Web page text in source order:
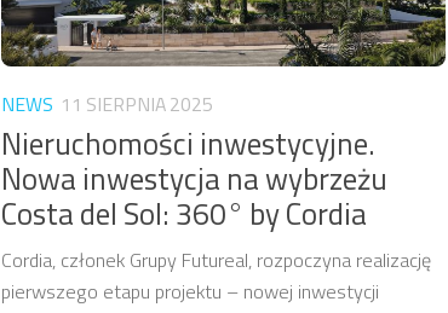
NEWS 11 SIERPNIA 2025
Nieruchomości inwestycyjne.
Nowa inwestycja na wybrzeżu
Costa del Sol: 360° by Cordia
Cordia, członek Grupy Futureal, rozpoczyna realizację
pierwszego etapu projektu – nowej inwestycji